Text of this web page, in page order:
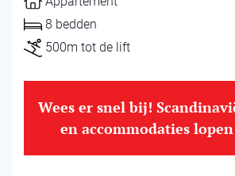
8 bedden
500m tot de lift
Wees er snel bij!
en accommodaties